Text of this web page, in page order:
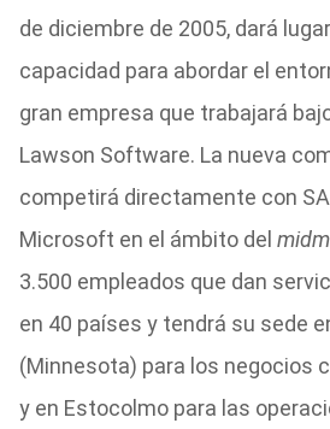
de diciembre de 2005, dará
capacidad para abordar el
gran empresa que trabajará
Lawson Software. La nueva
competirá directamente con
Microsoft en el ámbito del
3.500 empleados que dan
en 40 países y tendrá su sede
(Minnesota) para los negocios
y en Estocolmo para las